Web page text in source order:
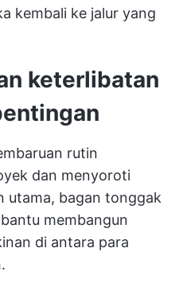
kembali ke jalur yang
keterlibatan
rutin
dan menyoroti
utama, bagan tonggak
membangun
di antara para